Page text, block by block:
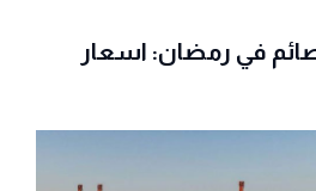
في رمضان: اسعار